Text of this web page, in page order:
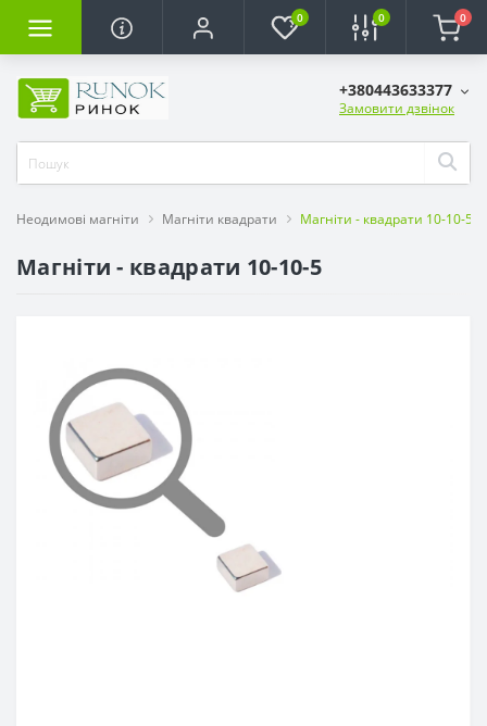
0 0 0
+380443633377
Замовити дзвінок
Неодимові магніти Магніти квадрати Магніти - квадрати 10-10-5
Магніти - квадрати 10-10-5